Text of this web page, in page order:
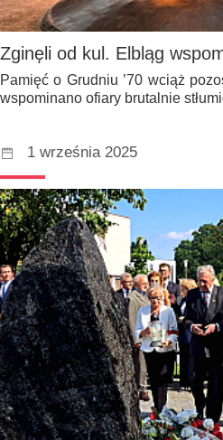
Zginęli od kul. Elbląg
Pamięć o Grudniu ’70 wciąż
wspominano ofiary brutalnie
1 września 2025